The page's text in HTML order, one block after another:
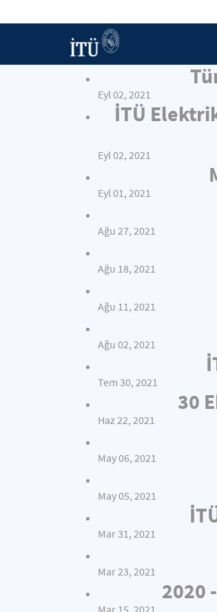
Eyl 02, 2021
İTÜ
Eyl 02, 2021
Eyl 01, 2021
Ağu 27, 2021
Ağu 18, 2021
Ağu 11, 2021
Ağu 02, 2021
Tem 30, 2021
30
Haz 22, 2021
May 06, 2021
May 05, 2021
Mar 31, 2021
Mar 23, 2021
2020